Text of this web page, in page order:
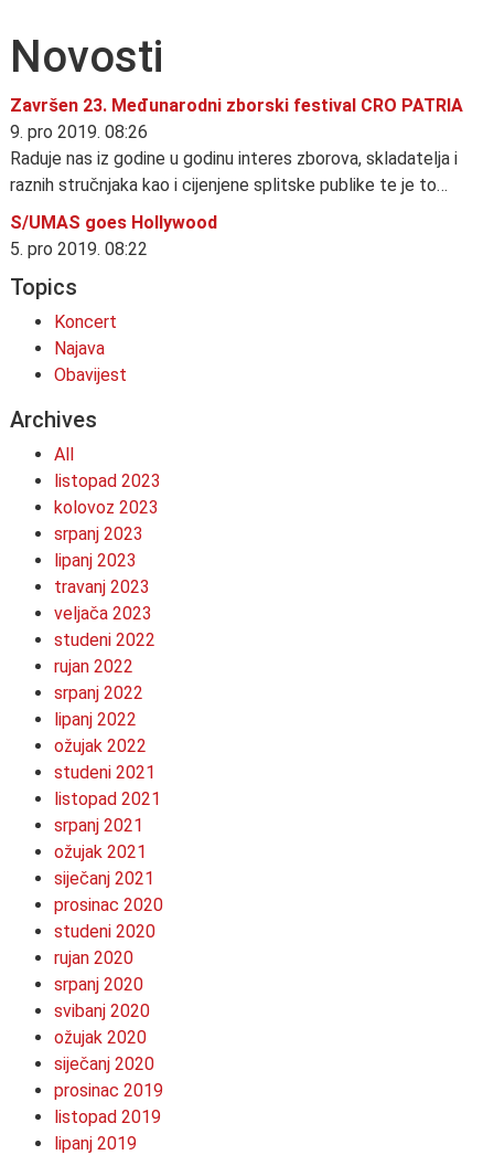
Novosti
Završen 23. Međunarodni zborski festival CRO PATRIA
9. pro 2019. 08:26
Raduje nas iz godine u godinu interes zborova, skladatelja i
raznih stručnjaka kao i cijenjene splitske publike te je to…
S/UMAS goes Hollywood
5. pro 2019. 08:22
Topics
Koncert
Najava
Obavijest
Archives
All
listopad 2023
kolovoz 2023
srpanj 2023
lipanj 2023
travanj 2023
veljača 2023
studeni 2022
rujan 2022
srpanj 2022
lipanj 2022
ožujak 2022
studeni 2021
listopad 2021
srpanj 2021
ožujak 2021
siječanj 2021
prosinac 2020
studeni 2020
rujan 2020
srpanj 2020
svibanj 2020
ožujak 2020
siječanj 2020
prosinac 2019
listopad 2019
lipanj 2019